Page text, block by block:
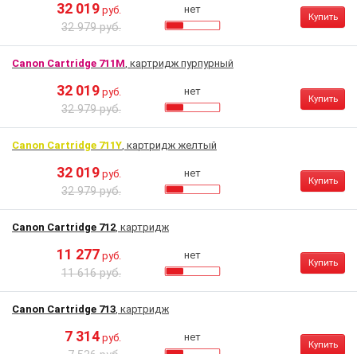
32 019 руб.
32 979 руб.
нет
Купить
Canon Cartridge 711M, картридж пурпурный
32 019 руб.
32 979 руб.
нет
Купить
Canon Cartridge 711Y, картридж желтый
32 019 руб.
32 979 руб.
нет
Купить
Canon Cartridge 712, картридж
11 277 руб.
11 616 руб.
нет
Купить
Canon Cartridge 713, картридж
7 314 руб. нет
Купить